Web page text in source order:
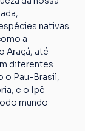
nativas
a
Araçá, até
diferentes
o Pau-Brasil,
e o Ipê-
mundo